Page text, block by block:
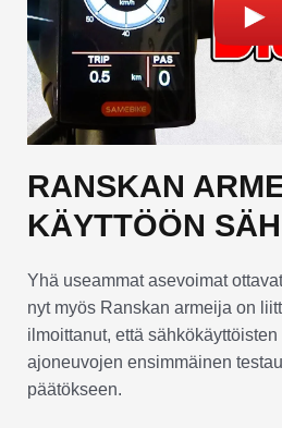
RANSKAN
KÄYTTÖÖN
Yhä useammat asevoimat
nyt myös Ranskan armeija on
ilmoittanut, että
ajoneuvojen ensimmäinen
päätökseen.